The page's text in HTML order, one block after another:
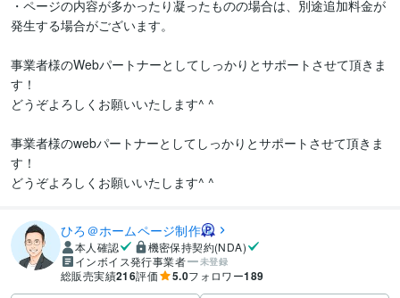
・ページの内容が多かったり凝ったものの場合は、別途追加料金が
発生する場合がございます。
事業者様のWebパートナーとしてしっかりとサポートさせて頂きま
す！
どうぞよろしくお願いいたします^ ^
事業者様のwebパートナーとしてしっかりとサポートさせて頂きま
す！
どうぞよろしくお願いいたします^ ^
ひろ＠ホームページ制作
本人確認
機密保持契約(NDA)
インボイス発行事業者
未登録
総販売実績216評価 5.0フォロワー189